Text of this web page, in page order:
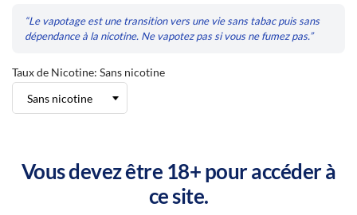
Vous devez être 18+ pour accéder à
ce site.
“Le vapotage est une transition vers une vie sans tabac puis sans
dépendance à la nicotine. Ne vapotez pas si vous ne fumez pas.”
Taux de Nicotine: Sans nicotine
Ajouter au panier